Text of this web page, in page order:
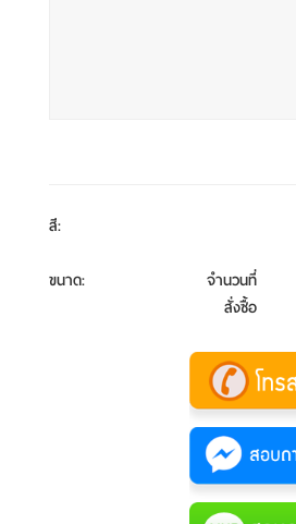
สี:
ขนาด:
จำนวนที่
สั่งซื้อ